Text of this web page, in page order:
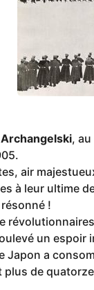
Archangelski,
air
à leur ultime
!
un
Japon a
de